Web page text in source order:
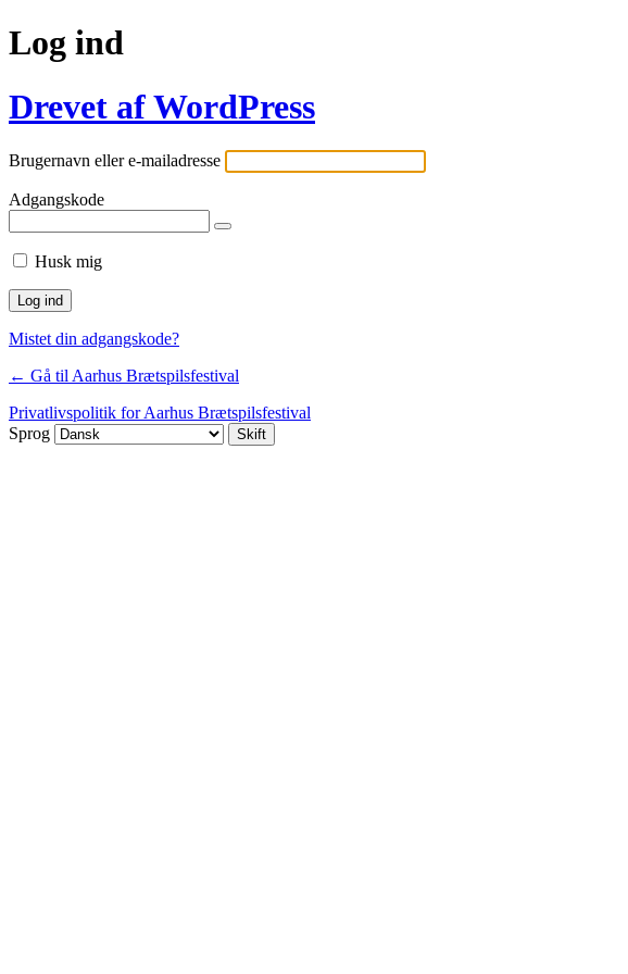
Log ind
Drevet af WordPress
Brugernavn eller e-mailadresse
Adgangskode
Husk mig
Mistet din adgangskode?
← Gå til Aarhus Brætspilsfestival
Privatlivspolitik for Aarhus Brætspilsfestival
Sprog